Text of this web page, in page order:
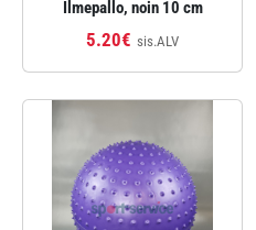
Ilmepallo, noin 10 cm
5.20€ sis.ALV